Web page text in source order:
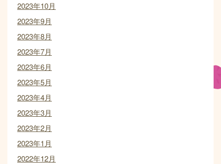
2023年10月
2023年9月
2023年8月
2023年7月
2023年6月
2023年5月
2023年4月
2023年3月
2023年2月
2023年1月
2022年12月